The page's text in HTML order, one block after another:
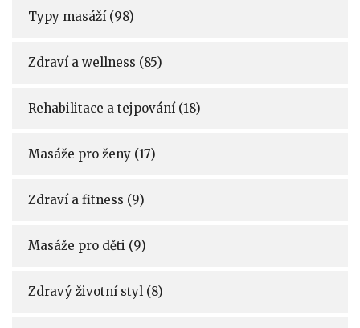
Typy masáží (98)
Zdraví a wellness (85)
Rehabilitace a tejpování (18)
Masáže pro ženy (17)
Zdraví a fitness (9)
Masáže pro děti (9)
Zdravý životní styl (8)